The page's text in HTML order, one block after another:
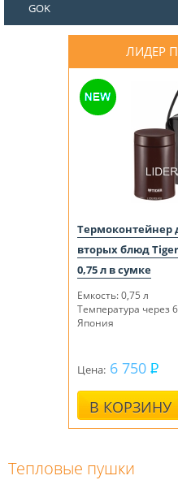
GOK
ЛИДЕР
Термоконтейнер
вторых блюд Tiger
0,75 л в сумке
Емкость: 0,75 л
Температура через
Япония
Цена: 6 750
В КОРЗИНУ
Тепловые пушки